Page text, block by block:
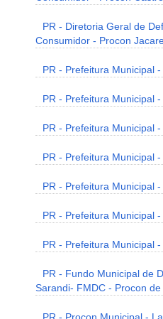
PR - Diretoria Geral de
Consumidor - Procon
PR - Prefeitura Municipal
PR - Prefeitura Municipal
PR - Prefeitura Municipal
PR - Prefeitura Municipal
PR - Prefeitura Municipal
PR - Prefeitura Municipal
PR - Prefeitura Municipal
PR - Fundo Municipal de
Sarandi- FMDC - Procon